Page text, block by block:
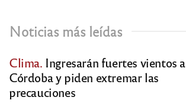
Noticias más leídas
Clima. Ingresarán fuertes vientos a
Córdoba y piden extremar las
precauciones